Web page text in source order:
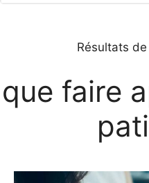
Résultats
que faire